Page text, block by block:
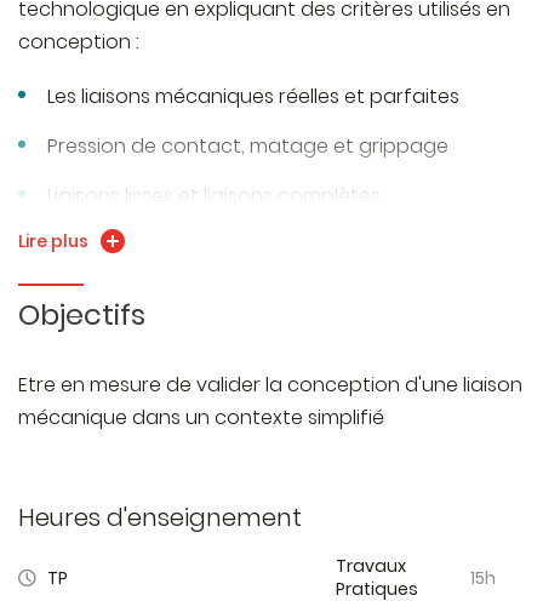
technologique en expliquant des critères utilisés en
conception :
Les liaisons mécaniques réelles et parfaites
Pression de contact, matage et grippage
Liaisons lisses et liaisons complètes
Lire plus
Objectifs
Etre en mesure de valider la conception d'une liaison
mécanique dans un contexte simplifié
Heures d'enseignement
TP
Travaux
Pratiques
15h